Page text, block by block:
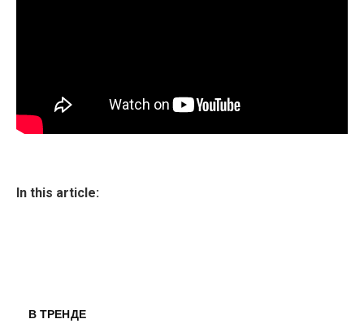
In this article:
В ТРЕНДЕ